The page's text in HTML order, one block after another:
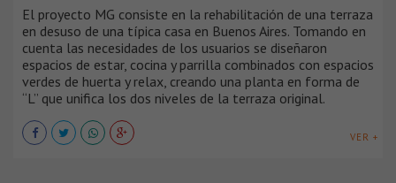
El proyecto MG consiste en la rehabilitación de una terraza
en desuso de una típica casa en Buenos Aires. Tomando en
cuenta las necesidades de los usuarios se diseñaron
espacios de estar, cocina y parrilla combinados con espacios
verdes de huerta y relax, creando una planta en forma de
“L” que unifica los dos niveles de la terraza original.
VER +